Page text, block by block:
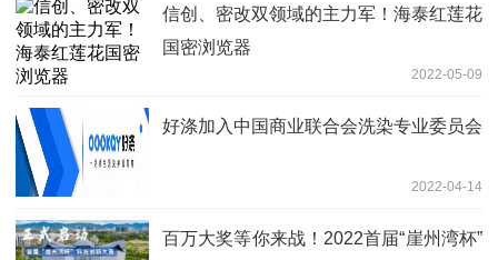
信创、密改双领域的主力军！海泰红莲花
国密浏览器
2022-05-09
好涤加入中国商业联合会洗染专业委员会
2022-04-14
百万大奖等你来战！2022首届“崖州湾杯”